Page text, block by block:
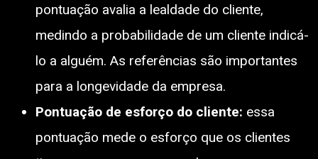
pontuação avalia a lealdade do cliente,
medindo a probabilidade de um cliente indicá-
lo a alguém. As referências são importantes
para a longevidade da empresa.
Pontuação de esforço do cliente: essa
pontuação mede o esforço que os clientes